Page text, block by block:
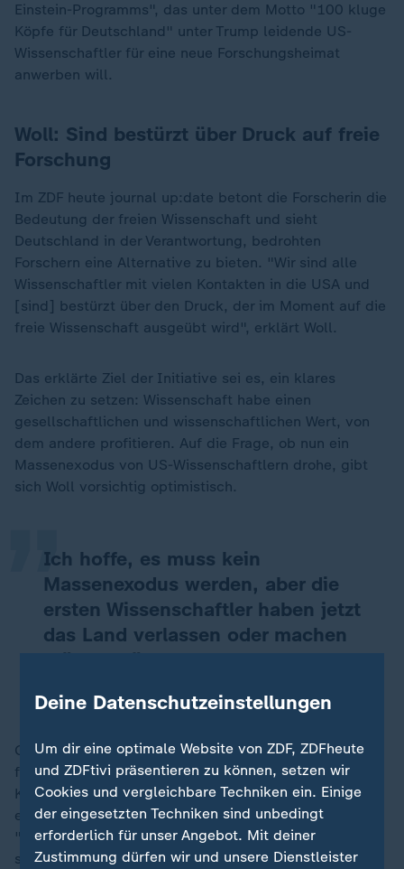
Einstein-Programms", das unter dem Motto "100 kluge
Köpfe für Deutschland" unter Trump leidende US-
Wissenschaftler für eine neue Forschungsheimat
anwerben will.
Woll: Sind bestürzt über Druck auf freie
Forschung
Im ZDF heute journal up:date betont die Forscherin die
Bedeutung der freien Wissenschaft und sieht
Deutschland in der Verantwortung, bedrohten
Forschern eine Alternative zu bieten. "Wir sind alle
Wissenschaftler mit vielen Kontakten in die USA und
[sind] bestürzt über den Druck, der im Moment auf die
freie Wissenschaft ausgeübt wird", erklärt Woll.
Das erklärte Ziel der Initiative sei es, ein klares
Zeichen zu setzen: Wissenschaft habe einen
gesellschaftlichen und wissenschaftlichen Wert, von
dem andere profitieren. Auf die Frage, ob nun ein
Massenexodus von US-Wissenschaftlern drohe, gibt
sich Woll vorsichtig optimistisch.
Ich hoffe, es muss kein
Massenexodus werden, aber die
ersten Wissenschaftler haben jetzt
das Land verlassen oder machen
Pläne dafür.
„
Cornelia Woll, Hertie School
Gleichwohl dächten besonders jüngere und somit
flexiblere Forscher ernsthaft darüber nach, ihre
Karriere in den USA nicht weiterzuführen. Deshalb sei
es entscheidend, schnell das Signal zu senden:
"Wissenschaft hat einen Wert und ist in Deutschland
sehr willkommen."
Deine Datenschutzeinstellungen
Um dir eine optimale Website von ZDF, ZDFheute
und ZDFtivi präsentieren zu können, setzen wir
Cookies und vergleichbare Techniken ein. Einige
der eingesetzten Techniken sind unbedingt
erforderlich für unser Angebot. Mit deiner
Zustimmung dürfen wir und unsere Dienstleister